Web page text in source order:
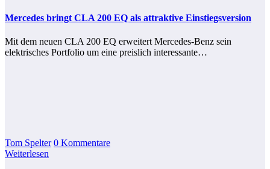
Mercedes bringt CLA 200 EQ als attraktive Einstiegsversion
Mit dem neuen CLA 200 EQ erweitert Mercedes-Benz sein
elektrisches Portfolio um eine preislich interessante…
Tom Spelter 0 Kommentare
Weiterlesen